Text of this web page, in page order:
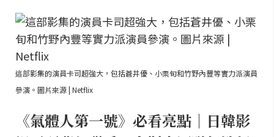
這部影集的演員卡司超強大，包括蒼井優、小栗旬和竹野內豐等實力派演員
參演。圖片來源 | Netflix
《氣體人第一號》必看亮點｜日韓影